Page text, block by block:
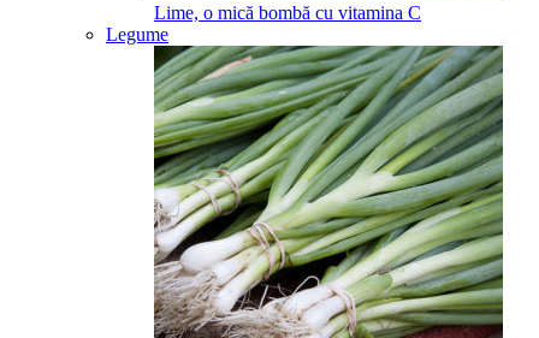
Lime, o mică bombă cu vitamina C
Legume